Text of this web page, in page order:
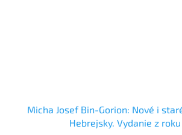
Micha Josef Bin-Gorion: Nové i
Hebrejsky. Vydanie z roku